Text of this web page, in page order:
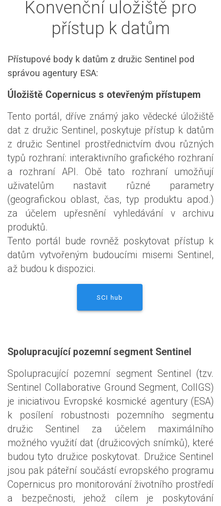
Konvenční uložiště pro
přístup k datům
Přístupové body k datům z družic Sentinel pod
správou agentury ESA:
Úložiště Copernicus s otevřeným přístupem
Tento portál, dříve známý jako vědecké úložiště
dat z družic Sentinel, poskytuje přístup k datům
z družic Sentinel prostřednictvím dvou různých
typů rozhraní: interaktivního grafického rozhraní
a rozhraní API. Obě tato rozhraní umožňují
uživatelům nastavit různé parametry
(geografickou oblast, čas, typ produktu apod.)
za účelem upřesnění vyhledávání v archivu
produktů.
Tento portál bude rovněž poskytovat přístup k
datům vytvořeným budoucími misemi Sentinel,
až budou k dispozici.
SCI hub
Spolupracující pozemní segment Sentinel
Spolupracující pozemní segment Sentinel (tzv.
Sentinel Collaborative Ground Segment, CollGS)
je iniciativou Evropské kosmické agentury (ESA)
k posílení robustnosti pozemního segmentu
družic Sentinel za účelem maximálního
možného využití dat (družicových snímků), které
budou tyto družice poskytovat. Družice Sentinel
jsou pak páteřní součástí evropského programu
Copernicus pro monitorování životního prostředí
a bezpečnosti, jehož cílem je poskytování